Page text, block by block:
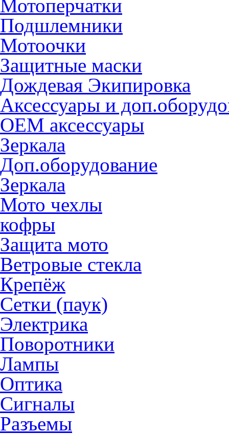
Мотоперчатки
Подшлемники
Мотоочки
Защитные маски
Дождевая Экипировка
Аксессуары и
OEM аксессуары
Зеркала
Доп.оборудование
Зеркала
Мото чехлы
кофры
Защита мото
Ветровые стекла
Крепёж
Сетки (паук)
Электрика
Поворотники
Лампы
Оптика
Сигналы
Разъемы